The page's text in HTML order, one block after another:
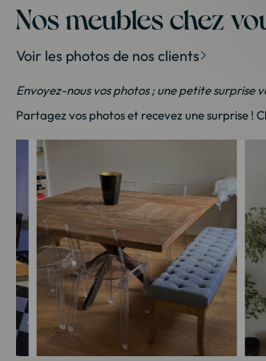
Nos meubles chez
Voir les photos de nos clients
Envoyez-nous vos photos ; une petite surprise
Partagez vos photos et recevez une surprise !